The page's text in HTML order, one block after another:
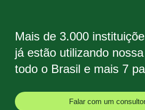
Mais de 3.000
já estão utilizando
todo o Brasil e mais 7
Falar com um